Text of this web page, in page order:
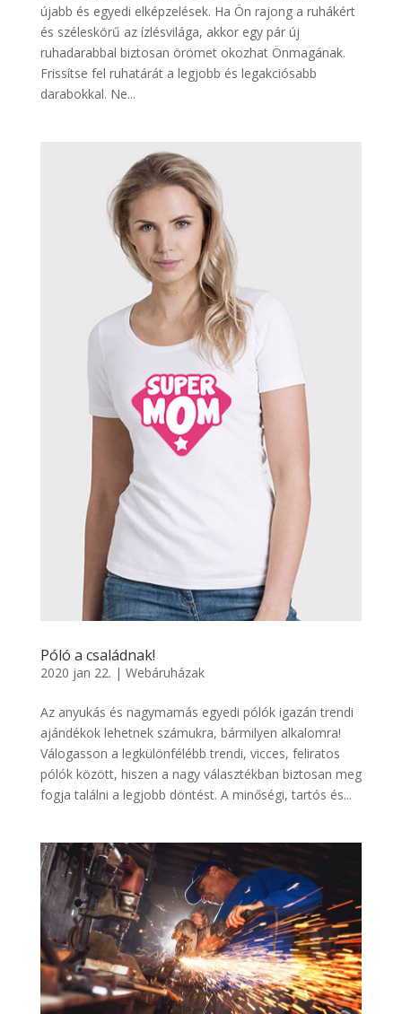
újabb és egyedi elképzelések. Ha Ön rajong a ruhákért
és széleskörű az ízlésvilága, akkor egy pár új
ruhadarabbal biztosan örömet okozhat Önmagának.
Frissítse fel ruhatárát a legjobb és legakciósabb
darabokkal. Ne...
Póló a családnak!
2020 jan 22. | Webáruházak
Az anyukás és nagymamás egyedi pólók igazán trendi
ajándékok lehetnek számukra, bármilyen alkalomra!
Válogasson a legkülönfélébb trendi, vicces, feliratos
pólók között, hiszen a nagy választékban biztosan meg
fogja találni a legjobb döntést. A minőségi, tartós és...